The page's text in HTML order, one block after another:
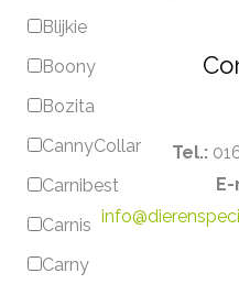
Blijkie
Boony
Bozita
CannyCollar
Carnibest
Carnis
Carny
Tel.: